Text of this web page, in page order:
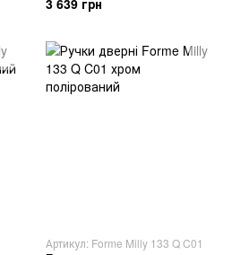
3 639 грн
Артикул: Forme Milly 133 Q C01